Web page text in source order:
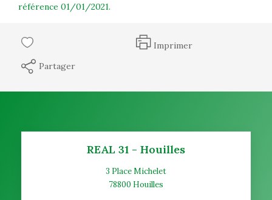
référence 01/01/2021.
Imprimer
Partager
REAL 31 - Houilles
3 Place Michelet
78800 Houilles